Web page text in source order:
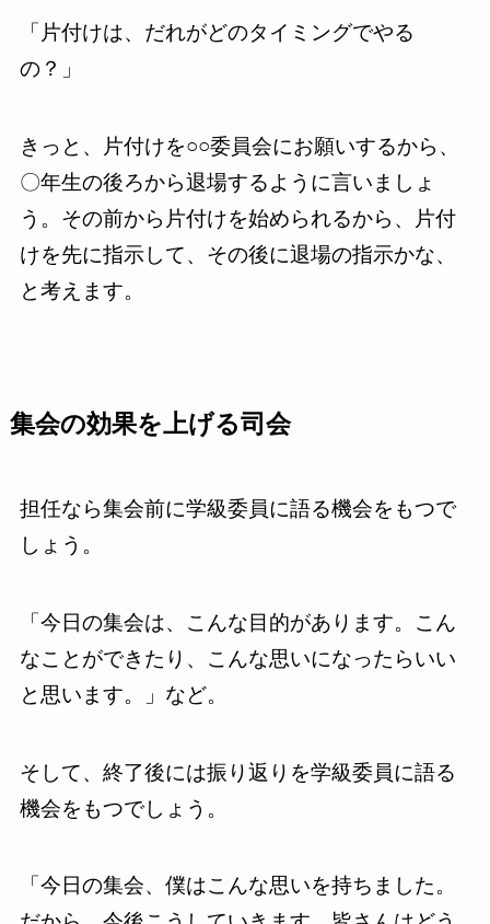
「片付けは、だれがどのタイミングでやる
の？」
きっと、片付けを○○委員会にお願いするから、
〇年生の後ろから退場するように言いましょ
う。その前から片付けを始められるから、片付
けを先に指示して、その後に退場の指示かな、
と考えます。
集会の効果を上げる司会
担任なら集会前に学級委員に語る機会をもつで
しょう。
「今日の集会は、こんな目的があります。こん
なことができたり、こんな思いになったらいい
と思います。」など。
そして、終了後には振り返りを学級委員に語る
機会をもつでしょう。
「今日の集会、僕はこんな思いを持ちました。